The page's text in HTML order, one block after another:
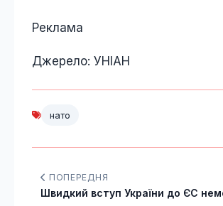
Реклама
Джерело: УНІАН
нато
ПОПЕРЕДНЯ
Швидкий вступ України до ЄС